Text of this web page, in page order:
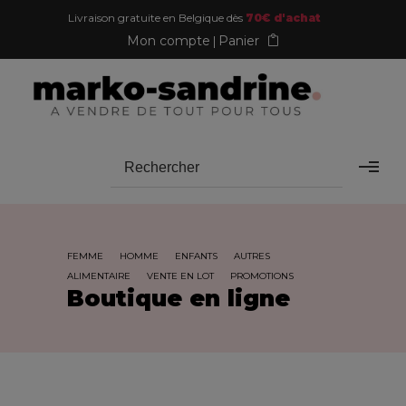
Livraison gratuite en Belgique dès 70€ d'achat
Mon compte Panier
FEMME HOMME ENFANTS
AUTRES
ALIMENTAIRE
VENTE EN LOT PROMOTIONS
Boutique en ligne